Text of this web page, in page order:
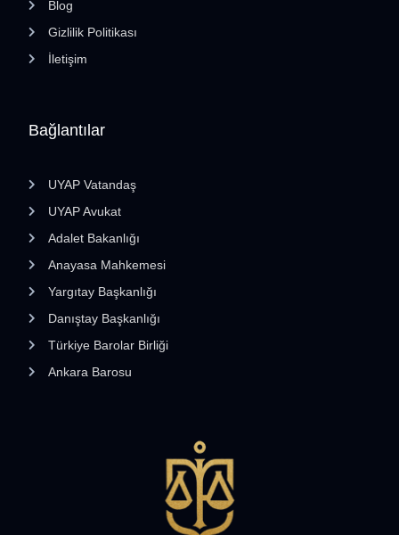
Bağlantılar
UYAP Vatandaş
UYAP Avukat
Adalet Bakanlığı
Anayasa Mahkemesi
Yargıtay Başkanlığı
Danıştay Başkanlığı
Türkiye Barolar Birliği
Ankara Barosu
Blog
Gizlilik Politikası
İletişim